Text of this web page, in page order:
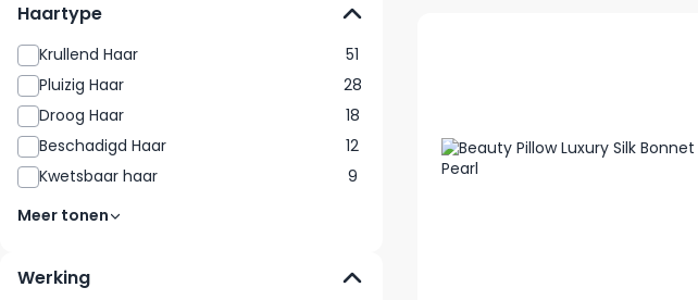
Haartype
Krullend Haar
51
Pluizig Haar
28
Droog Haar
18
Beschadigd Haar
12
Kwetsbaar haar
9
Meer tonen
Werking